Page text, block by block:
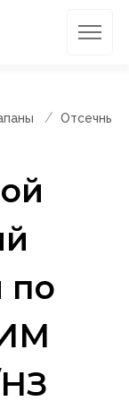
Отсечные
по